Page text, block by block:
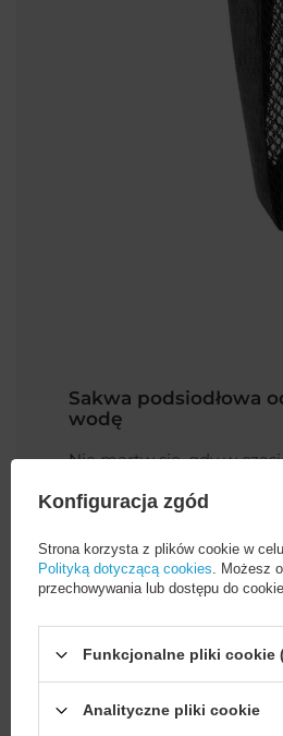
Sakwa podsiodłowa
wodę
Nie martw się, gdy w
podsiodłowa Wozinsky
odpornego na wilgoć-
ochroni Twoje rzeczy
i zabrudzeniem,
takżewszyty
zamek błyskawiczny
Konfiguracja zgód
Strona korzysta z plików cookie w
Polityką dotyczącą cookies . Możesz
przechowywania lub dostępu do
Funkcjonalne pliki cookie
Analityczne pliki cookie